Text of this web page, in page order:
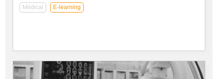
Médical E-learning